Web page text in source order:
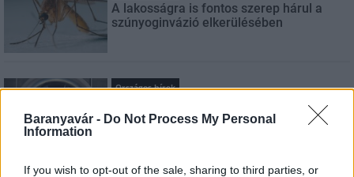
Baranyavár - Do Not Process My Personal
Information
If you wish to opt-out of the sale, sharing to third parties, or
A lakosságra is fontos szerep hárul a
szúnyoginvázió elkerülésében
Országos hírek
Itt az ÉVOSZ megoldása a hőhullámok és
az energiakrízis kezelésére